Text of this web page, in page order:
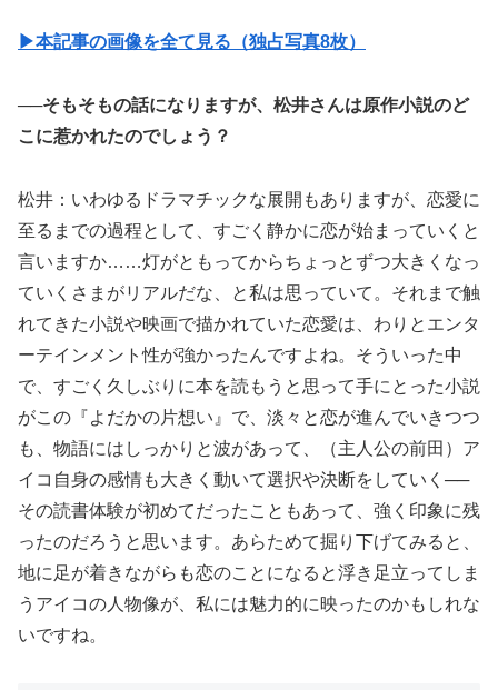
▶︎本記事の画像を全て見る（独占写真8枚）
──そもそもの話になりますが、松井さんは原作小説のど
こに惹かれたのでしょう？
松井：いわゆるドラマチックな展開もありますが、恋愛に
至るまでの過程として、すごく静かに恋が始まっていくと
言いますか……灯がともってからちょっとずつ大きくなっ
ていくさまがリアルだな、と私は思っていて。それまで触
れてきた小説や映画で描かれていた恋愛は、わりとエンタ
ーテインメント性が強かったんですよね。そういった中
で、すごく久しぶりに本を読もうと思って手にとった小説
がこの『よだかの片想い』で、淡々と恋が進んでいきつつ
も、物語にはしっかりと波があって、（主人公の前田）ア
イコ自身の感情も大きく動いて選択や決断をしていく──
その読書体験が初めてだったこともあって、強く印象に残
ったのだろうと思います。あらためて掘り下げてみると、
地に足が着きながらも恋のことになると浮き足立ってしま
うアイコの人物像が、私には魅力的に映ったのかもしれな
いですね。